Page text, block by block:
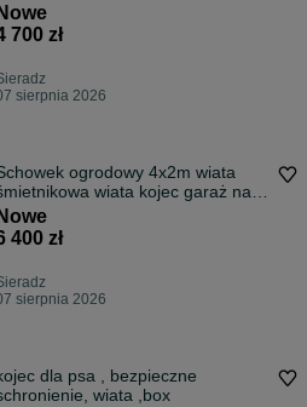
Nowe
700 zł
sierpnia 2026
ogrodowy 4x2m wiata
wiata kojec garaż na
Nowe
400 zł
sierpnia 2026
dla psa , bezpieczne
wiata ,box